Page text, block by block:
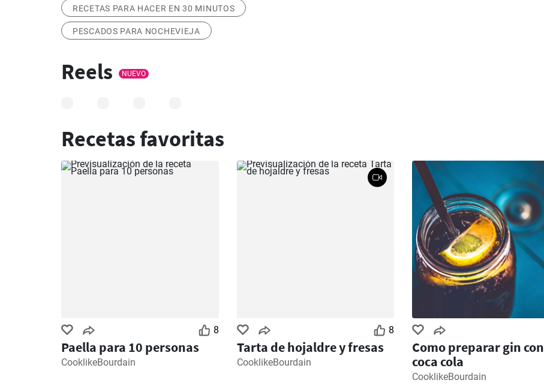
RECETAS PARA HACER EN 30 MINUTOS
PESCADOS PARA NOCHEVIEJA
Reels NUEVO
Recetas favoritas
8
Paella para 10 personas
CooklikeBourdain
8
Tarta de hojaldre y fresas
CooklikeBourdain
Como preparar gin con
coca cola
CooklikeBourdain